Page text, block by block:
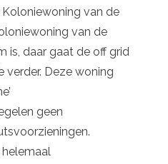
van de
van de
is, daar gaat de off grid
verder. Deze woning
geen
helemaal